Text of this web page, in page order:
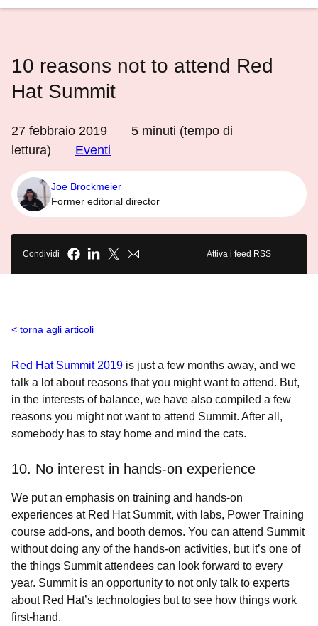
10 reasons not to attend Red
Hat Summit
27 febbraio 2019 5 minuti (tempo di
lettura)
Eventi
Joe Brockmeier
Former editorial director
Condividi Attiva i feed RSS
torna agli articoli
Red Hat Summit 2019 is just a few months away, and we
talk a lot about reasons that you might want to attend. But,
in the interests of balance, we have also compiled a few
reasons you might not want to attend Summit. After all,
somebody has to stay home and mind the cats.
10. No interest in hands-on experience
We put an emphasis on training and hands-on
experiences at Red Hat Summit, with labs, Power Training
course add-ons, and booth demos. You can attend Summit
without doing any of the hands-on activities, but it’s one of
the things Summit attendees can look forward to every
year. Summit is an opportunity to not only talk to experts
about Red Hat’s technologies but to see how things work
first-hand.